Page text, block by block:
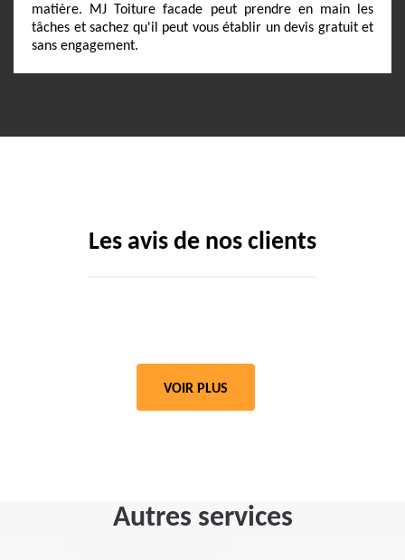
matière. MJ Toiture facade peut prendre en main les
tâches et sachez qu'il peut vous établir un devis gratuit et
sans engagement.
Les avis de nos clients
VOIR PLUS
Autres services